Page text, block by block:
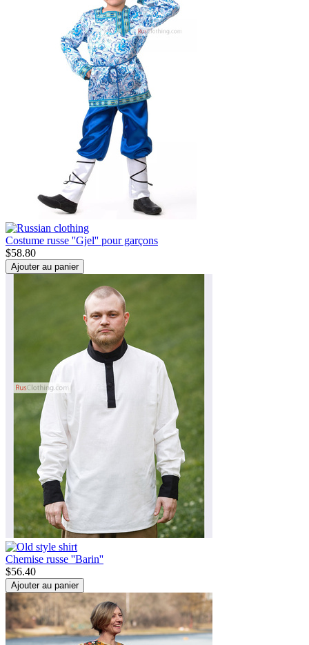
Costume russe ''Gjel'' pour garçons
$58.80
Ajouter au panier
Chemise russe ''Barin''
$56.40
Ajouter au panier